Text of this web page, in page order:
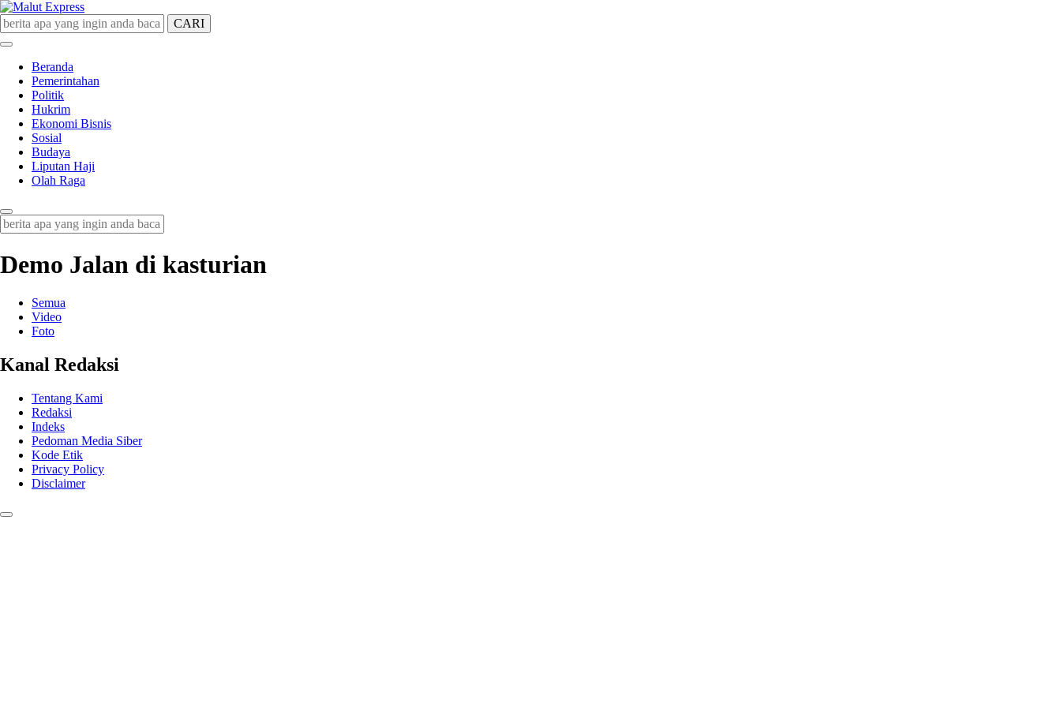
Malut Express
Berita Lebih Cepat
CARI
Beranda
Pemerintahan
Politik
Hukrim
Ekonomi Bisnis
Sosial
Budaya
Liputan Haji
Olah Raga
Demo Jalan di kasturian
Semua
Video
Foto
Kanal Redaksi
Tentang Kami
Redaksi
Indeks
Pedoman Media Siber
Kode Etik
Privacy Policy
Disclaimer